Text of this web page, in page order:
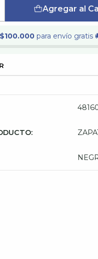
Agregar al
$100.000 para envío gratis